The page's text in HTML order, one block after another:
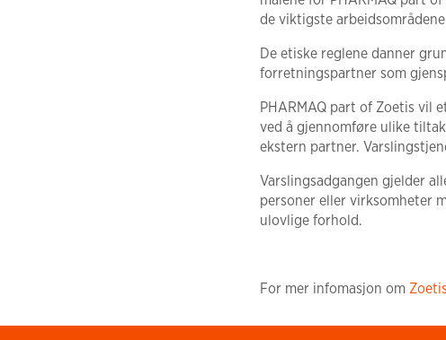
de viktigste
De etiske reglene danner
forretningspartner som
PHARMAQ part of Zoetis vil
ved å gjennomføre ulike
ekstern partner.
Varslingsadgangen gjelder
personer eller virksomheter
ulovlige forhold.
For mer infomasjon om